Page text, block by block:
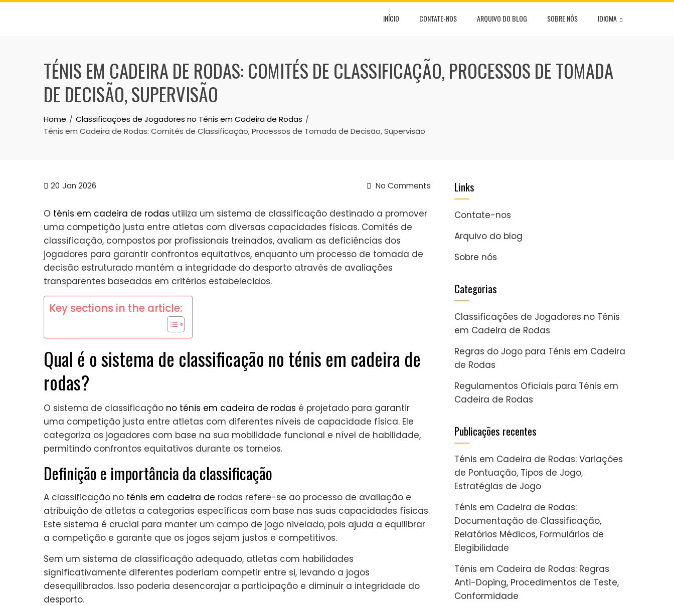
Skip
INÍCIO CONTATE-NOS ARQUIVO DO BLOG SOBRE NÓS IDIOMA
TÉNIS EM CADEIRA DE RODAS: COMITÉS DE CLASSIFICAÇÃO, PROCESSOS DE TOMADA
DE DECISÃO, SUPERVISÃO
Home
Classificações de Jogadores no Ténis em Cadeira de Rodas
Ténis em Cadeira de Rodas: Comités de Classificação, Processos de Tomada de Decisão, Supervisão
20 Jan 2026 No Comments
O ténis em cadeira de rodas utiliza um sistema de classificação destinado a promover
uma competição justa entre atletas com diversas capacidades físicas. Comités de
classificação, compostos por profissionais treinados, avaliam as deficiências dos
jogadores para garantir confrontos equitativos, enquanto um processo de tomada de
decisão estruturado mantém a integridade do desporto através de avaliações
transparentes baseadas em critérios estabelecidos.
Key sections in the article:
Qual é o sistema de classificação no ténis em cadeira de
rodas?
O sistema de classificação no ténis em cadeira de rodas é projetado para garantir
uma competição justa entre atletas com diferentes níveis de capacidade física. Ele
categoriza os jogadores com base na sua mobilidade funcional e nível de habilidade,
permitindo confrontos equitativos durante os torneios.
Definição e importância da classificação
A classificação no ténis em cadeira de rodas refere-se ao processo de avaliação e
atribuição de atletas a categorias específicas com base nas suas capacidades físicas.
Este sistema é crucial para manter um campo de jogo nivelado, pois ajuda a equilibrar
a competição e garante que os jogos sejam justos e competitivos.
Sem um sistema de classificação adequado, atletas com habilidades
significativamente diferentes poderiam competir entre si, levando a jogos
desequilibrados. Isso poderia desencorajar a participação e diminuir a integridade do
desporto.
Links
Contate-nos
Arquivo do blog
Sobre nós
Categorias
Classificações de Jogadores no Ténis
em Cadeira de Rodas
Regras do Jogo para Ténis em Cadeira
de Rodas
Regulamentos Oficiais para Ténis em
Cadeira de Rodas
Publicações recentes
Ténis em Cadeira de Rodas: Variações
de Pontuação, Tipos de Jogo,
Estratégias de Jogo
Ténis em Cadeira de Rodas:
Documentação de Classificação,
Relatórios Médicos, Formulários de
Elegibilidade
Ténis em Cadeira de Rodas: Regras
Anti-Doping, Procedimentos de Teste,
Conformidade